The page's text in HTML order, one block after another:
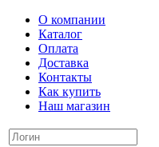
О компании
Каталог
Оплата
Доставка
Контакты
Как купить
Наш магазин